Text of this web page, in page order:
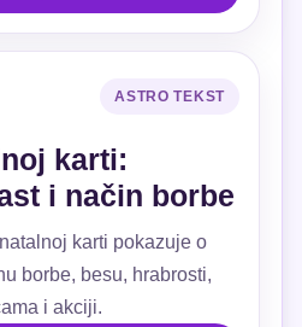
ASTRO TEKST
karti:
i način borbe
karti pokazuje o
borbe, besu, hrabrosti,
i akciji.